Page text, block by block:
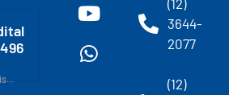
(12)
3644-
2077
(12)